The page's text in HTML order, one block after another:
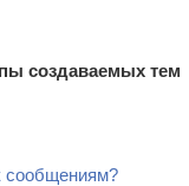
создаваемых тем
сообщениям?